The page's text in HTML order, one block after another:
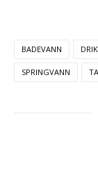
BADEVANN
SPRINGVANN